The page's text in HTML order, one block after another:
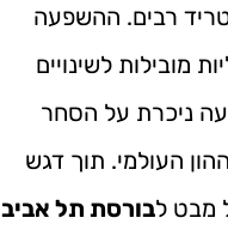
רבים. ההשפעה
מובילות לשינויים
ניכרת על הסחר
העולמי. תוך דגש
מבט לבורסת תל אביב